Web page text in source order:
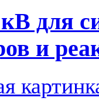
для
и